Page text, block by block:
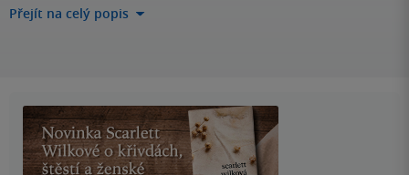
Přejít na celý popis